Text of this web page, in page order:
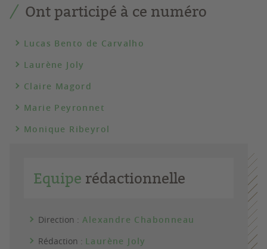
Ont participé à ce numéro
Lucas Bento de Carvalho
Laurène Joly
Claire Magord
Marie Peyronnet
Monique Ribeyrol
Equipe rédactionnelle
Direction : Alexandre Chabonneau
Rédaction : Laurène Joly